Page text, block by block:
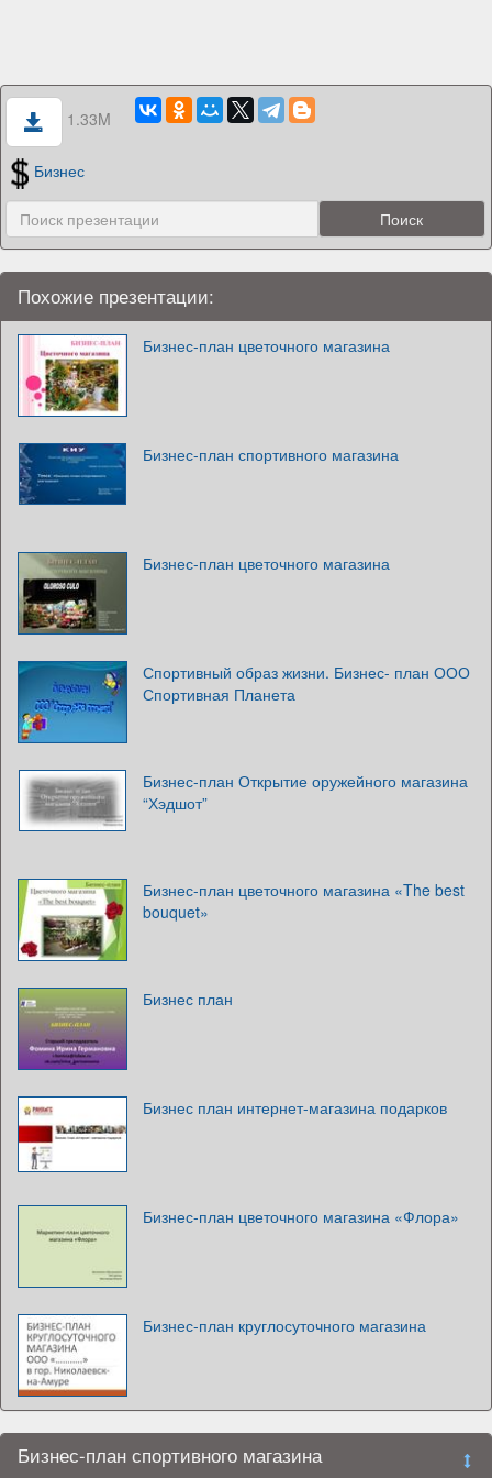
1.33M
Бизнес
Похожие презентации:
Бизнес-план цветочного магазина
Бизнес-план спортивного магазина
Бизнес-план цветочного магазина
Спортивный образ жизни. Бизнес- план ООО
Спортивная Планета
Бизнес-план Открытие оружейного магазина
“Хэдшот”
Бизнес-план цветочного магазина «The best
bouquet»
Бизнес план
Бизнес план интернет-магазина подарков
Бизнес-план цветочного магазина «Флора»
Бизнес-план круглосуточного магазина
Бизнес-план спортивного магазина